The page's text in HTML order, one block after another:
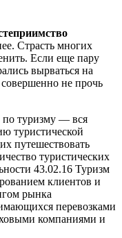
Страсть многих
Если еще пару
вырваться на
не прочь
по туризму — вся
туристической
путешествовать
туристических
43.02.16 Туризм
клиентов и
рынка
перевозками
компаниями и